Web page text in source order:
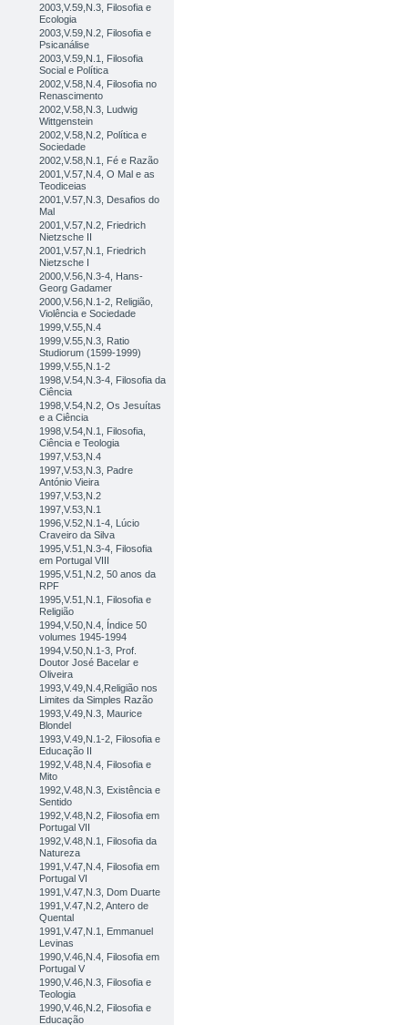
2003,V.59,N.3, Filosofia e
Ecologia
2003,V.59,N.2, Filosofia e
Psicanálise
2003,V.59,N.1, Filosofia
Social e Política
2002,V.58,N.4, Filosofia no
Renascimento
2002,V.58,N.3, Ludwig
Wittgenstein
2002,V.58,N.2, Política e
Sociedade
2002,V.58,N.1, Fé e Razão
2001,V.57,N.4, O Mal e as
Teodiceias
2001,V.57,N.3, Desafios do
Mal
2001,V.57,N.2, Friedrich
Nietzsche II
2001,V.57,N.1, Friedrich
Nietzsche I
2000,V.56,N.3-4, Hans-
Georg Gadamer
2000,V.56,N.1-2, Religião,
Violência e Sociedade
1999,V.55,N.4
1999,V.55,N.3, Ratio
Studiorum (1599-1999)
1999,V.55,N.1-2
1998,V.54,N.3-4, Filosofia da
Ciência
1998,V.54,N.2, Os Jesuítas
e a Ciência
1998,V.54,N.1, Filosofia,
Ciência e Teologia
1997,V.53,N.4
1997,V.53,N.3, Padre
António Vieira
1997,V.53,N.2
1997,V.53,N.1
1996,V.52,N.1-4, Lúcio
Craveiro da Silva
1995,V.51,N.3-4, Filosofia
em Portugal VIII
1995,V.51,N.2, 50 anos da
RPF
1995,V.51,N.1, Filosofia e
Religião
1994,V.50,N.4, Índice 50
volumes 1945-1994
1994,V.50,N.1-3, Prof.
Doutor José Bacelar e
Oliveira
1993,V.49,N.4,Religião nos
Limites da Simples Razão
1993,V.49,N.3, Maurice
Blondel
1993,V.49,N.1-2, Filosofia e
Educação II
1992,V.48,N.4, Filosofia e
Mito
1992,V.48,N.3, Existência e
Sentido
1992,V.48,N.2, Filosofia em
Portugal VII
1992,V.48,N.1, Filosofia da
Natureza
1991,V.47,N.4, Filosofia em
Portugal VI
1991,V.47,N.3, Dom Duarte
1991,V.47,N.2, Antero de
Quental
1991,V.47,N.1, Emmanuel
Levinas
1990,V.46,N.4, Filosofia em
Portugal V
1990,V.46,N.3, Filosofia e
Teologia
1990,V.46,N.2, Filosofia e
Educação